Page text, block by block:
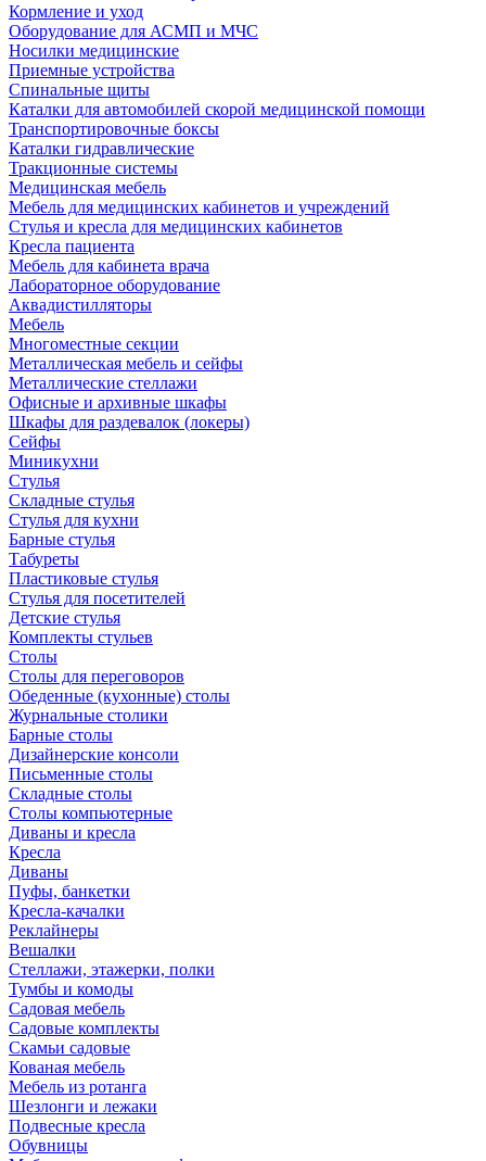
Кормление и уход
Оборудование для АСМП и МЧС
Носилки медицинские
Приемные устройства
Спинальные щиты
Каталки для автомобилей скорой медицинской помощи
Транспортировочные боксы
Каталки гидравлические
Тракционные системы
Медицинская мебель
Мебель для медицинских кабинетов и учреждений
Стулья и кресла для медицинских кабинетов
Кресла пациента
Мебель для кабинета врача
Лабораторное оборудование
Аквадистилляторы
Мебель
Многоместные секции
Металлическая мебель и сейфы
Металлические стеллажи
Офисные и архивные шкафы
Шкафы для раздевалок (локеры)
Сейфы
Миникухни
Стулья
Складные стулья
Стулья для кухни
Барные стулья
Табуреты
Пластиковые стулья
Стулья для посетителей
Детские стулья
Комплекты стульев
Столы
Столы для переговоров
Обеденные (кухонные) столы
Журнальные столики
Барные столы
Дизайнерские консоли
Письменные столы
Складные столы
Столы компьютерные
Диваны и кресла
Кресла
Диваны
Пуфы, банкетки
Кресла-качалки
Реклайнеры
Вешалки
Стеллажи, этажерки, полки
Тумбы и комоды
Садовая мебель
Садовые комплекты
Скамьи садовые
Кованая мебель
Мебель из ротанга
Шезлонги и лежаки
Подвесные кресла
Обувницы